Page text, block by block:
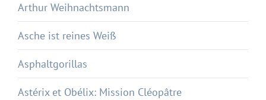
Arthur Weihnachtsmann
Asche ist reines Weiß
Asphaltgorillas
Astérix et Obélix: Mission Cléopâtre